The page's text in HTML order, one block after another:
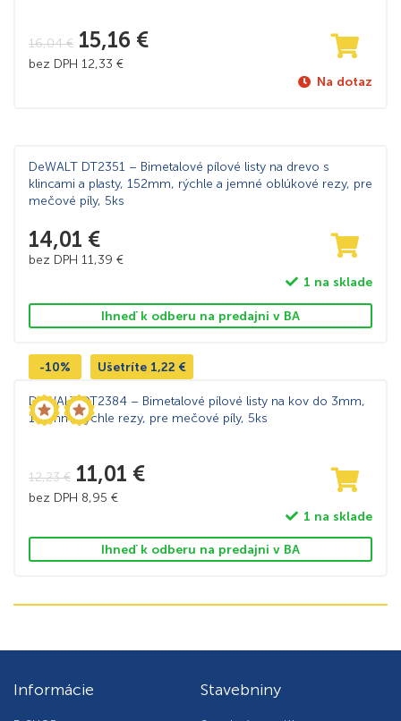
16,04€ 15,16 €
bez DPH 12,33 €
Na dotaz
DeWALT DT2351 – Bimetalové pílové listy na drevo s
klincami a plasty, 152mm, rýchle a jemné oblúkové rezy, pre
mečové píly, 5ks
14,01 €
bez DPH 11,39 €
1 na sklade
Ihneď k odberu na predajni v BA
-10% Ušetríte 1,22 €
DeWALT DT2384 – Bimetalové pílové listy na kov do 3mm,
152mm, rýchle rezy, pre mečové píly, 5ks
12,23€ 11,01 €
bez DPH 8,95 €
1 na sklade
Ihneď k odberu na predajni v BA
Informácie Stavebniny